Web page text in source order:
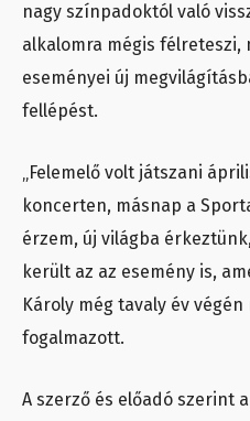
nagy színpadoktól való
alkalomra mégis
eseményei új
fellépést.
„Felemelő volt játszani
koncerten, másnap a
érzem, új világba
került az az esemény is,
Károly még tavaly év
fogalmazott.
A szerző és előadó szerint